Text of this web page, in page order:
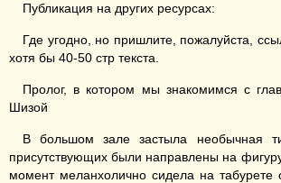
Публикация на других ресурсах:
Где угодно, но пришлите, пожалуйста,
хотя бы 40-50 стр текста.
Пролог, в котором мы знакомимся с
Шизой
В большом зале застыла необычная
присутствующих были направлены на
момент меланхолично сидела на табурете